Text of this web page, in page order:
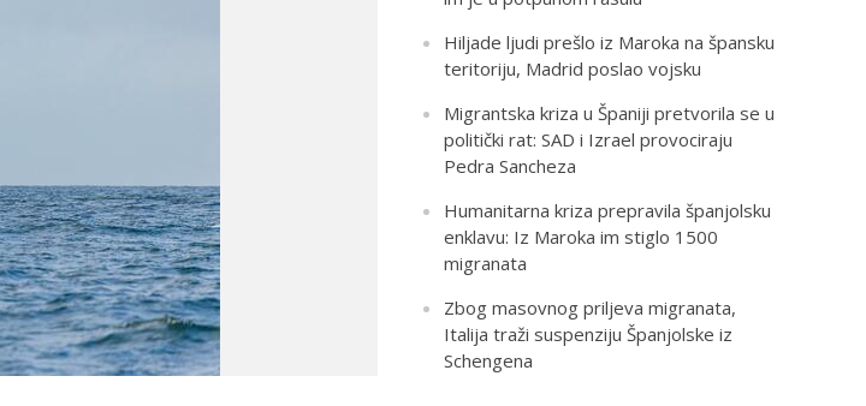
Hiljade ljudi prešlo iz Maroka na špansku
teritoriju, Madrid poslao vojsku
Migrantska kriza u Španiji pretvorila se u
politički rat: SAD i Izrael provociraju
Pedra Sancheza
Humanitarna kriza prepravila španjolsku
enklavu: Iz Maroka im stiglo 1500
migranata
Zbog masovnog priljeva migranata,
Italija traži suspenziju Španjolske iz
Schengena